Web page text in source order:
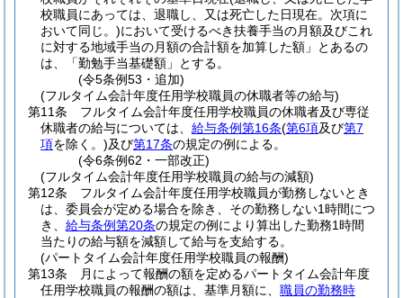
校職員にあっては、退職し、又は死亡した日現在。次項に
おいて同じ。)において受けるべき扶養手当の月額及びこれ
に対する地域手当の月額の合計額を加算した額」とあるの
は、「勤勉手当基礎額」とする。
(令5条例53・追加)
(フルタイム会計年度任用学校職員の休職者等の給与)
第11条
フルタイム会計年度任用学校職員の休職者及び専従
休職者の給与については、 給与条例第16条(第6項及び第7
項を除く。)及び第17条の規定の例による。
(令6条例62・一部改正)
(フルタイム会計年度任用学校職員の給与の減額)
第12条
フルタイム会計年度任用学校職員が勤務しないとき
は、委員会が定める場合を除き、その勤務しない1時間につ
き、 給与条例第20条の規定の例により算出した勤務1時間
当たりの給与額を減額して給与を支給する。
(パートタイム会計年度任用学校職員の報酬)
第13条
月によって報酬の額を定めるパートタイム会計年度
任用学校職員の報酬の額は、基準月額に、 職員の勤務時